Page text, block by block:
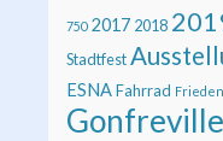
750 2017 2018
Stadtfest
ESNAFahrrad
Gonfreville